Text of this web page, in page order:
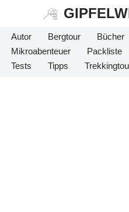
Zum
Autor Bergtour Bücher
Mikroabenteuer
Packliste
Tests
Tipps